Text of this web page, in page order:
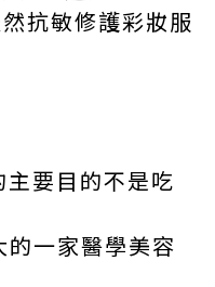
抗敏修護彩妝服
主要目的不是吃
一家醫學美容